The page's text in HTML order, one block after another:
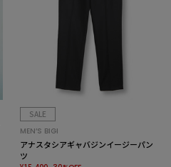
SALE
MEN’S BIGI
アナスタシアギャバジンイージーパン
ツ